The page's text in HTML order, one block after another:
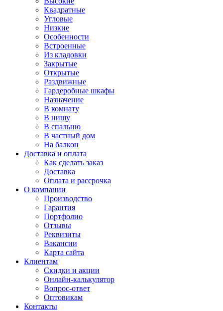
Квадратные
Угловые
Низкие
Особенности
Встроенные
Из кладовки
Закрытые
Открытые
Раздвижные
Гардеробные шкафы
Назначение
В комнату
В нишу
В спальню
В частный дом
На балкон
Доставка и оплата
Как сделать заказ
Доставка
Оплата и рассрочка
О компании
Производство
Гарантия
Портфолио
Отзывы
Реквизиты
Вакансии
Карта сайта
Клиентам
Скидки и акции
Онлайн-калькулятор
Вопрос-ответ
Оптовикам
Контакты